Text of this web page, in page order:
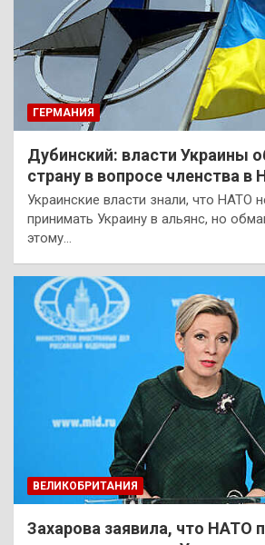
ГЕРМАНИЯ
Дубинский: власти Украины
страну в вопросе членства в
Украинские власти знали, что НАТО
принимать Украину в альянс, но
этому…
ВЕЛИКОБРИТАНИЯ
Захарова заявила, что НАТО